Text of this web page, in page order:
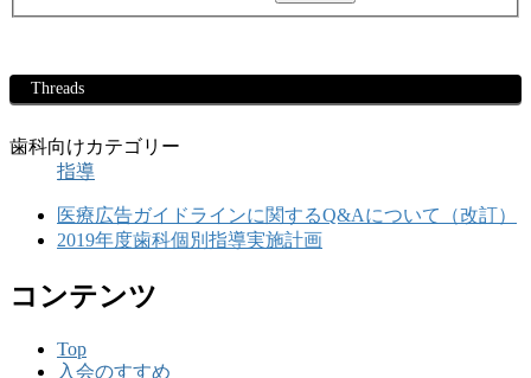
Threads
歯科向けカテゴリー
指導
医療広告ガイドラインに関するQ&Aについて（改訂）
2019年度歯科個別指導実施計画
コンテンツ
Top
入会のすすめ